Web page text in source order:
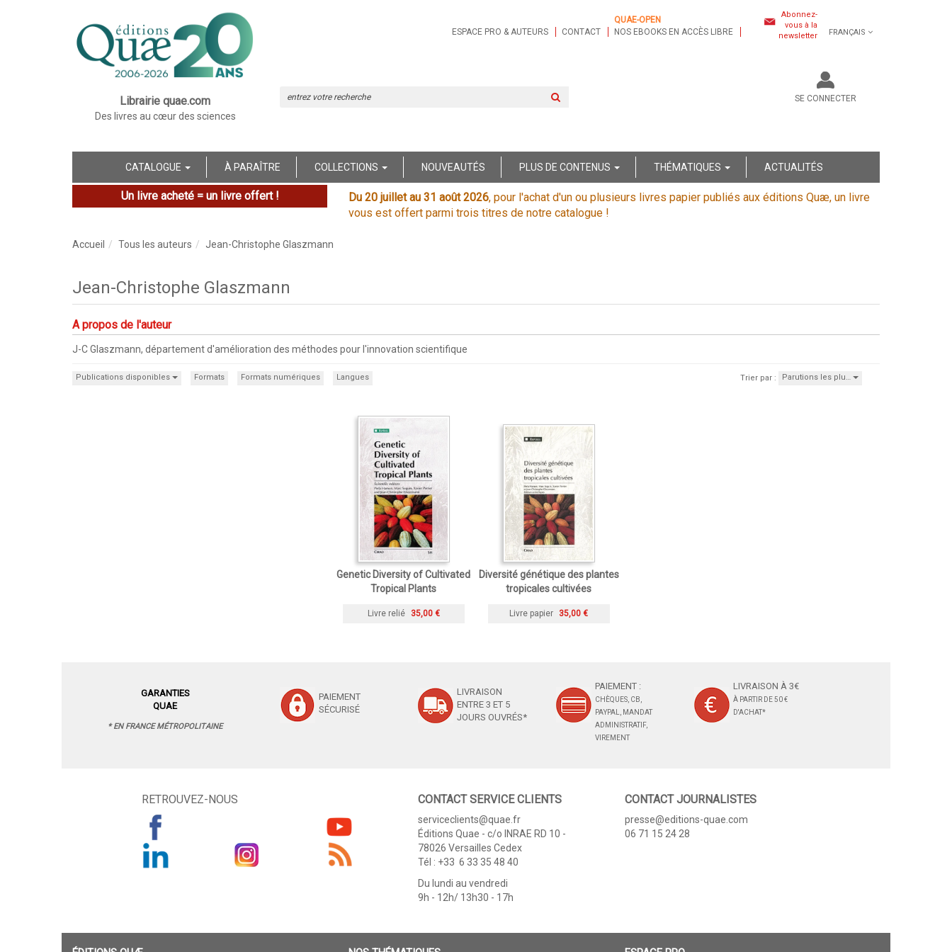
Librairie quae.com
Des livres au cœur des sciences
ESPACE PRO & AUTEURS CONTACT
QUAE-OPEN
NOS EBOOKS EN ACCÈS LIBRE
Abonnez-
vous à la
newsletter
FRANÇAIS
SE CONNECTER
CATALOGUE À PARAÎTRE COLLECTIONS NOUVEAUTÉS PLUS DE CONTENUS THÉMATIQUES ACTUALITÉS
Un livre acheté = un livre offert ! Du 20 juillet au 31 août 2026, pour l'achat d'un ou plusieurs livres papier publiés aux éditions Quæ, un livre
vous est offert parmi trois titres de notre catalogue !
Accueil Tous les auteurs Jean-Christophe Glaszmann
Jean-Christophe Glaszmann
A propos de l'auteur
J-C Glaszmann, département d'amélioration des méthodes pour l'innovation scientifique
Publications disponibles Formats Formats numériques Langues Trier par : Parutions les plu…
Genetic Diversity of Cultivated
Tropical Plants
Livre relié 35,00 €
Diversité génétique des plantes
tropicales cultivées
Livre papier 35,00 €
GARANTIES
QUAE
* EN FRANCE MÉTROPOLITAINE
PAIEMENT
SÉCURISÉ
LIVRAISON
ENTRE 3 ET 5
JOURS OUVRÉS*
PAIEMENT :
CHÈQUES, CB,
PAYPAL, MANDAT
ADMINISTRATIF,
VIREMENT
LIVRAISON À 3€
À PARTIR DE 50 €
D'ACHAT*
RETROUVEZ-NOUS CONTACT SERVICE CLIENTS
serviceclients@quae.fr
Éditions Quae - c/o INRAE RD 10 -
78026 Versailles Cedex
Tél : +33 6 33 35 48 40
Du lundi au vendredi
9h - 12h/ 13h30 - 17h
CONTACT JOURNALISTES
presse@editions-quae.com
06 71 15 24 28